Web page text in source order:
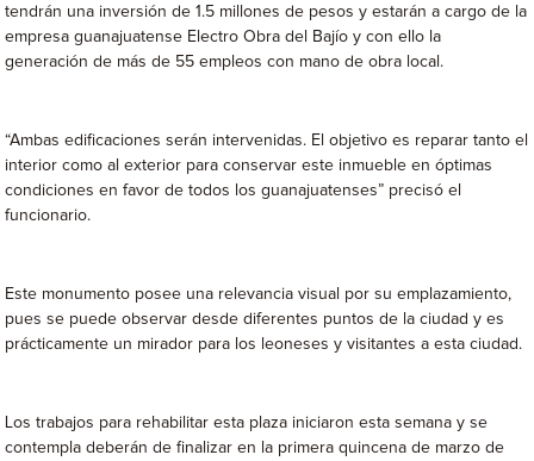
tendrán una inversión de 1.5 millones de pesos y estarán a cargo de la
empresa guanajuatense Electro Obra del Bajío y con ello la
generación de más de 55 empleos con mano de obra local.
“Ambas edificaciones serán intervenidas. El objetivo es reparar tanto el
interior como al exterior para conservar este inmueble en óptimas
condiciones en favor de todos los guanajuatenses” precisó el
funcionario.
Este monumento posee una relevancia visual por su emplazamiento,
pues se puede observar desde diferentes puntos de la ciudad y es
prácticamente un mirador para los leoneses y visitantes a esta ciudad.
Los trabajos para rehabilitar esta plaza iniciaron esta semana y se
contempla deberán de finalizar en la primera quincena de marzo de